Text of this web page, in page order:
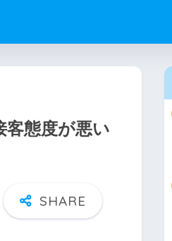
態度が悪い